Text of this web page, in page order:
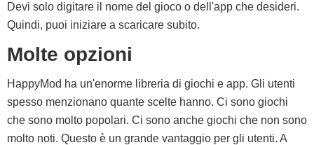
Devi solo digitare il nome del gioco o dell'app che desideri.
Quindi, puoi iniziare a scaricare subito.
Molte opzioni
HappyMod ha un'enorme libreria di giochi e app. Gli utenti
spesso menzionano quante scelte hanno. Ci sono giochi
che sono molto popolari. Ci sono anche giochi che non sono
molto noti. Questo è un grande vantaggio per gli utenti. A